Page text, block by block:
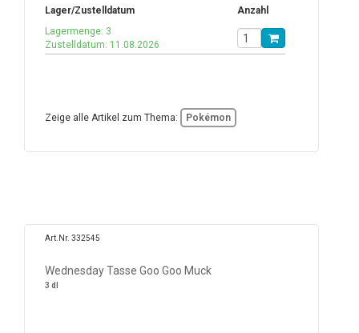
Lager/Zustelldatum
Anzahl
Lagermenge: 3
Zustelldatum: 11.08.2026
Zeige alle Artikel zum Thema: Pokémon
Art.Nr. 332545
Wednesday Tasse Goo Goo Muck
3 dl